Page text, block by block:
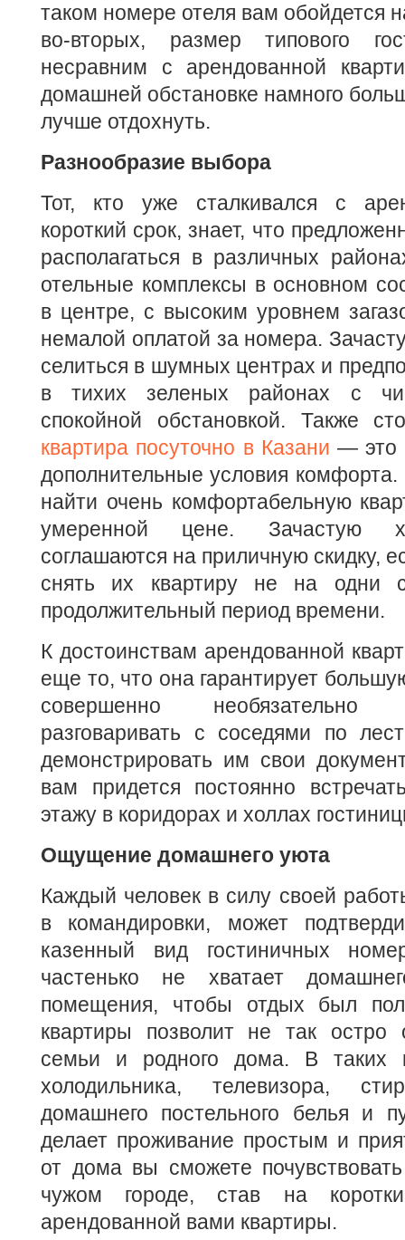
таком номере отеля вам обойдется
во-вторых, размер типового
несравним с арендованной
домашней обстановке намного
лучше отдохнуть.
Разнообразие выбора
Тот, кто уже сталкивался с
короткий срок, знает, что
располагаться в различных
отельные комплексы в основном
в центре, с высоким уровнем
немалой оплатой за номера.
селиться в шумных центрах и
в тихих зеленых районах с
спокойной обстановкой. Также
квартира посуточно в Казани — это
дополнительные условия
найти очень комфортабельную
умеренной цене. Зачастую
соглашаются на приличную скидку,
снять их квартиру не на одни
продолжительный период времени.
К достоинствам арендованной
еще то, что она гарантирует
совершенно
разговаривать с соседями по
демонстрировать им свои
вам придется постоянно
этажу в коридорах и холлах
Ощущение домашнего уюта
Каждый человек в силу своей
в командировки, может
казенный вид гостиничных
частенько не хватает
помещения, чтобы отдых был
квартиры позволит не так
семьи и родного дома. В таких
холодильника, телевизора,
домашнего постельного белья и
делает проживание простым и
от дома вы сможете
чужом городе, став на
арендованной вами квартиры.